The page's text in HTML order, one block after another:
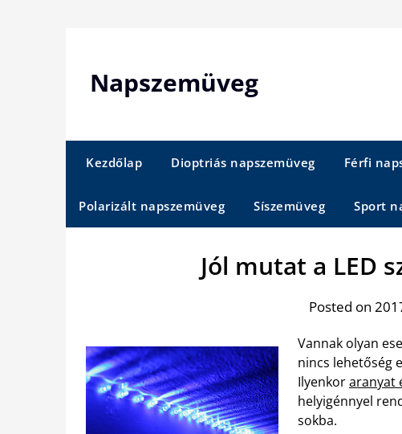
Napszemüveg
Kezdőlap Dioptriás napszemüveg Férfi
Polarizált napszemüveg Síszemüveg Sport
Jól mutat a LED
Posted on
Vannak olyan
nincs lehetőség
Ilyenkoraranyat
helyigénnyel
sokba.